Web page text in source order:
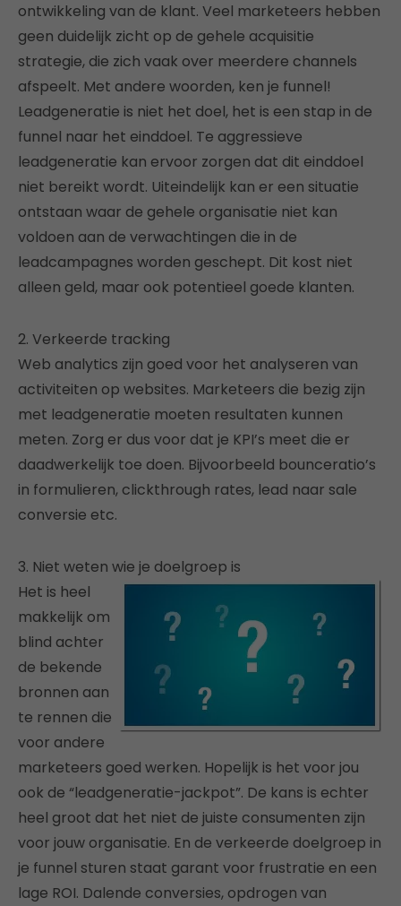
ontwikkeling van de klant. Veel marketeers hebben
geen duidelijk zicht op de gehele acquisitie
strategie, die zich vaak over meerdere channels
afspeelt. Met andere woorden, ken je funnel!
Leadgeneratie is niet het doel, het is een stap in de
funnel naar het einddoel. Te aggressieve
leadgeneratie kan ervoor zorgen dat dit einddoel
niet bereikt wordt. Uiteindelijk kan er een situatie
ontstaan waar de gehele organisatie niet kan
voldoen aan de verwachtingen die in de
leadcampagnes worden geschept. Dit kost niet
alleen geld, maar ook potentieel goede klanten.
2. Verkeerde tracking
Web analytics zijn goed voor het analyseren van
activiteiten op websites. Marketeers die bezig zijn
met leadgeneratie moeten resultaten kunnen
meten. Zorg er dus voor dat je KPI’s meet die er
daadwerkelijk toe doen. Bijvoorbeeld bounceratio’s
in formulieren, clickthrough rates, lead naar sale
conversie etc.
3. Niet weten wie je doelgroep is
Het is heel
makkelijk om
blind achter
de bekende
bronnen aan
te rennen die
voor andere
marketeers goed werken. Hopelijk is het voor jou
ook de “leadgeneratie-jackpot”. De kans is echter
heel groot dat het niet de juiste consumenten zijn
voor jouw organisatie. En de verkeerde doelgroep in
je funnel sturen staat garant voor frustratie en een
lage ROI. Dalende conversies, opdrogen van